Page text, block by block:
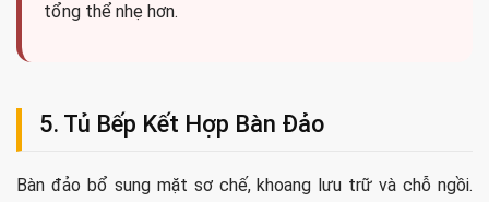
tổng thể nhẹ hơn.
5. Tủ Bếp Kết Hợp Bàn Đảo
Bàn đảo bổ sung mặt sơ chế, khoang lưu trữ và chỗ ngồi.